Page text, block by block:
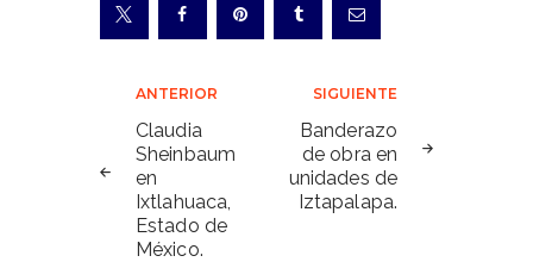
Navegación
de
entradas
ANTERIOR
Claudia
Sheinbaum
en
Ixtlahuaca,
Estado de
México.
SIGUIENTE
Banderazo
de obra en
unidades de
Iztapalapa.